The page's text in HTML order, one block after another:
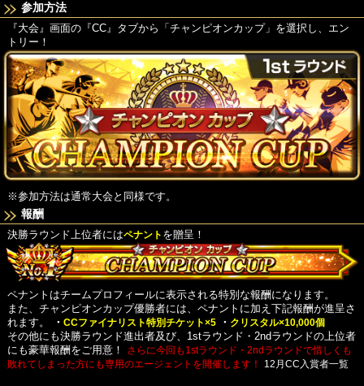
参加方法
『大会』画面の『CC』タブから「チャンピオンカップ」を選択し、エン
トリー！
※参加方法は通常大会と同様です。
報酬
決勝ラウンド上位者にはペナント を贈呈！
ペナントはチームプロフィールに表示される特別な報酬になります。
また、チャンピオンカップ優勝者には、ペナントに加え下記報酬が進呈さ
れます。
・ CCファイナリスト特別チケット×5・ クリスタル×10,000個
その他にも決勝ラウンド進出者及び、1stラウンド・2ndラウンドの上位者
にも豪華報酬をご用意！
さらに今回も1stラウンド・2ndラウンドで惜しくも
敗れてしまった方にも専用のエージェントを開催します！
12月CC入賞者一覧